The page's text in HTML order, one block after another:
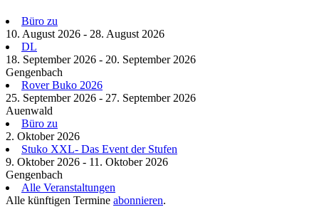
Büro zu
10. August 2026 - 28. August 2026
DL
18. September 2026 - 20. September 2026
Gengenbach
Rover Buko 2026
25. September 2026 - 27. September 2026
Auenwald
Büro zu
2. Oktober 2026
Stuko XXL- Das Event der Stufen
9. Oktober 2026 - 11. Oktober 2026
Gengenbach
Alle Veranstaltungen
Alle künftigen Termine abonnieren.